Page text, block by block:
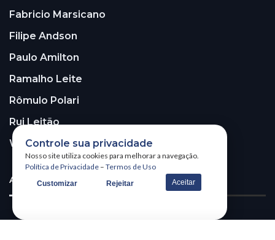
Fabricio Marsicano
Filipe Andson
Paulo Amilton
Ramalho Leite
Rômulo Polari
Rui Leitão
Walter Santos
ASSINE A NOSSA NEWSLETTER!
Controle sua privacidade
Nosso site utiliza cookies para melhorar a navegação.
Política de Privacidade – Termos de Uso
Customizar Rejeitar Aceitar